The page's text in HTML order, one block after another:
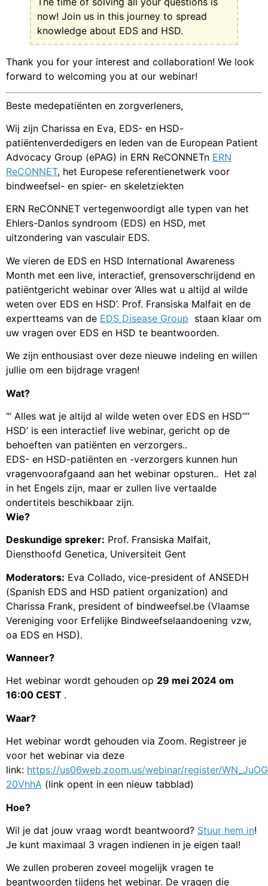
now! Join us in this journey to spread
knowledge about EDS and HSD.
Thank you for your interest and collaboration! We look
forward to welcoming you at our webinar!
Beste medepatiënten en zorgverleners,
Wij zijn Charissa en Eva, EDS- en HSD-
patiëntenverdedigers en leden van de European Patient
Advocacy Group (ePAG) in ERN ReCONNETn ERN
ReCONNET, het Europese referentienetwerk voor
bindweefsel- en spier- en skeletziekten
ERN ReCONNET vertegenwoordigt alle typen van het
Ehlers-Danlos syndroom (EDS) en HSD, met
uitzondering van vasculair EDS.
We vieren de EDS en HSD International Awareness
Month met een live, interactief, grensoverschrijdend en
patiëntgericht webinar over ‘Alles wat u altijd al wilde
weten over EDS en HSD’. Prof. Fransiska Malfait en de
expertteams van de EDS Disease Group staan klaar om
uw vragen over EDS en HSD te beantwoorden.
We zijn enthousiast over deze nieuwe indeling en willen
jullie om een bijdrage vragen!
Wat?
“‘ Alles wat je altijd al wilde weten over EDS en HSD’”’
HSD’ is een interactief live webinar, gericht op de
behoeften van patiënten en verzorgers..
EDS- en HSD-patiënten en -verzorgers kunnen hun
vragenvoorafgaand aan het webinar opsturen.. Het zal
in het Engels zijn, maar er zullen live vertaalde
ondertitels beschikbaar zijn.
Wie?
Deskundige spreker: Prof. Fransiska Malfait,
Diensthoofd Genetica, Universiteit Gent
Moderators: Eva Collado, vice-president of ANSEDH
(Spanish EDS and HSD patient organization) and
Charissa Frank, president of bindweefsel.be (Vlaamse
Vereniging voor Erfelijke Bindweefselaandoening vzw,
oa EDS en HSD).
Wanneer?
Het webinar wordt gehouden op 29 mei 2024 om
16:00 CEST .
Waar?
Het webinar wordt gehouden via Zoom. Registreer je
voor het webinar via deze
link: https://us06web.zoom.us/webinar/register/
20VhhA (link opent in een nieuw tabblad)
Hoe?
Wil je dat jouw vraag wordt beantwoord? Stuur hem in!
Je kunt maximaal 3 vragen indienen in je eigen taal!
We zullen proberen zoveel mogelijk vragen te
beantwoorden tijdens het webinar. De vragen die